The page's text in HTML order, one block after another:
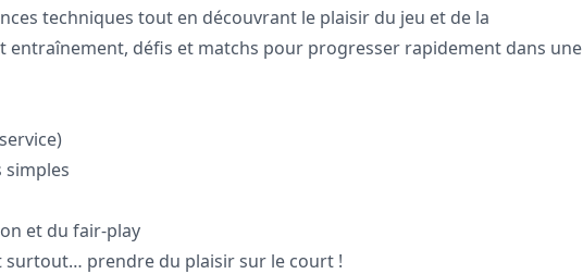
techniques tout en découvrant le plaisir du jeu et de la
entraînement, défis et matchs pour progresser rapidement dans une
simples
et du fair-play
surtout… prendre du plaisir sur le court !